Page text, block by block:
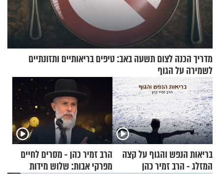
מדריך הכנה לצום תשעה באב: טיפים בריאותיים ותזונתיים
לשמירה על הגוף
בריאות הנפש והגוף על קצה
המזלג - הרב זמיר כהן
הרב זמיר כהן - מסרים לחיים
מפרקי אבות: שלוש מידות